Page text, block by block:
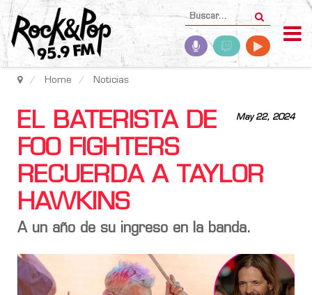
Home Noticias
May 22, 2024
EL BATERISTA DE
FOO FIGHTERS
RECUERDA A TAYLOR
HAWKINS
A un año de su ingreso en la banda.